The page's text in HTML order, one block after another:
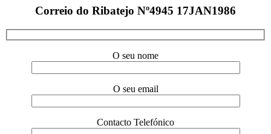
Correio do Ribatejo Nº4945 17JAN1986
O seu nome
O seu email
Contacto Telefónico